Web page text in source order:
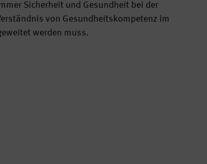
Sicherheit und Gesundheit bei der
von Gesundheitskompetenz im
werden muss.